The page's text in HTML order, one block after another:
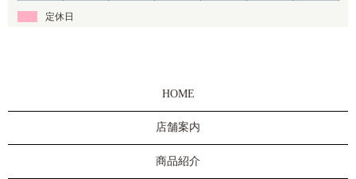
定休日
HOME
店舗案内
商品紹介